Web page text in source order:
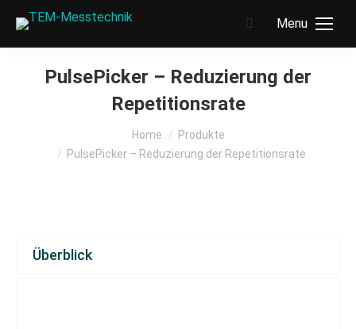
Menu
Search:
PulsePicker – Reduzierung der
Repetitionsrate
Home
Produkte
PulsePicker – Reduzierung der Repetitionsrate
Überblick